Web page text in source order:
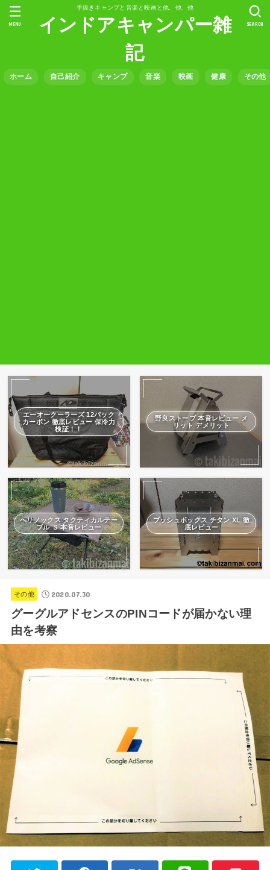
手抜きキャンプと音楽と映画と他、他、他
インドアキャンパー雑
記
ホーム 自己紹介 キャンプ 音楽 映画 健康 その他
SEARCH
MENU
エーオークーラーズ 12パック
カーボン 徹底レビュー 保冷力
検証！！
野良ストーブ 本音レビュー メ
リット デメリット
ヘリノックス タクティカルテー
ブル Ｓ 本音レビュー
ブッシュボックス チタン XL 徹
底レビュー
その他 2020.07.30
グーグルアドセンスのPINコードが届かない理
由を考察